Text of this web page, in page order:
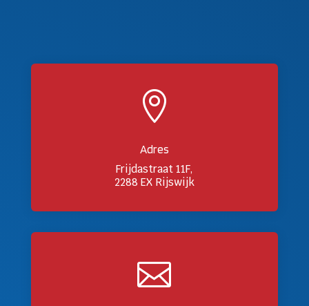

Adres
Frijdastraat 11F,
2288 EX Rijswijk
